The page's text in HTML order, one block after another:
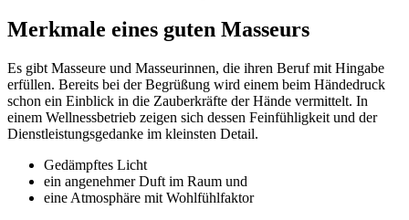
Merkmale eines guten Masseurs
Es gibt Masseure und Masseurinnen, die ihren Beruf mit Hingabe
erfüllen. Bereits bei der Begrüßung wird einem beim Händedruck
schon ein Einblick in die Zauberkräfte der Hände vermittelt. In
einem Wellnessbetrieb zeigen sich dessen Feinfühligkeit und der
Dienstleistungsgedanke im kleinsten Detail.
Gedämpftes Licht
ein angenehmer Duft im Raum und
eine Atmosphäre mit Wohlfühlfaktor